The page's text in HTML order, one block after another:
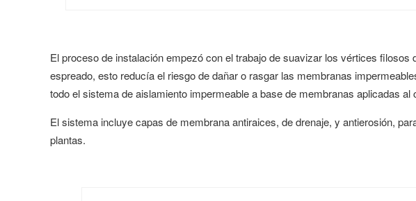
El proceso de instalación empezó con el trabajo de suavizar los vértices filosos
espreado, esto reducía el riesgo de dañar o rasgar las membranas
todo el sistema de aislamiento impermeable a base de membranas aplicadas al
El sistema incluye capas de membrana antiraices, de drenaje, y antierosión,
plantas.